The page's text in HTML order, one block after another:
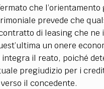
che
prevede che
di leasing che ne
un onere
il reato, poiché
pregiudizio per i
il concedente.